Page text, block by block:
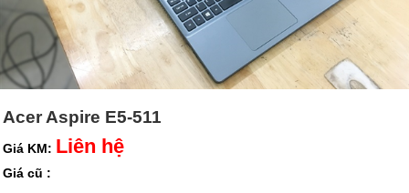
Acer Aspire E5-511
Giá KM: Liên hệ
Giá cũ :